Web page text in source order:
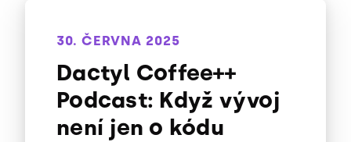
30. ČERVNA 2025
Dactyl Coffee++
Podcast: Když vývoj
není jen o kódu